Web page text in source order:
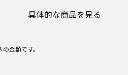
具体的な商品を見る
金額です。